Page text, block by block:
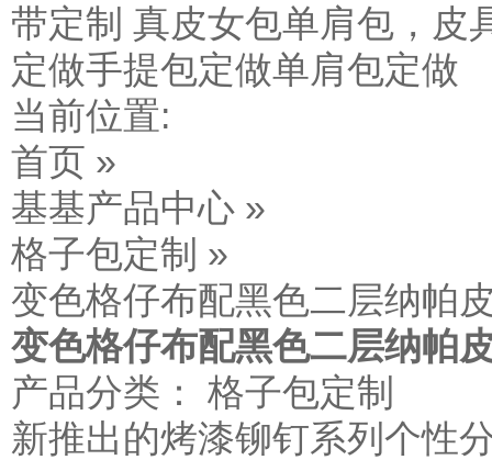
带定制 真皮女包单肩包，皮
定做手提包定做单肩包定做
当前位置:
首页 »
基基产品中心 »
格子包定制 »
变色格仔布配黑色二层纳帕
变色格仔布配黑色二层纳帕
产品分类： 格子包定制
新推出的烤漆铆钉系列个性